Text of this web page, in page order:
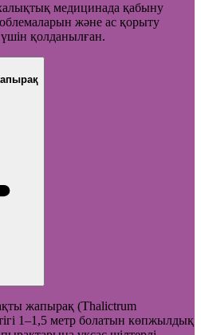
медицинада қабыну
және ас қорыту
қолданылған.
жапырақ (Thalictrum
1–1,5 метр болатын көпжылдық